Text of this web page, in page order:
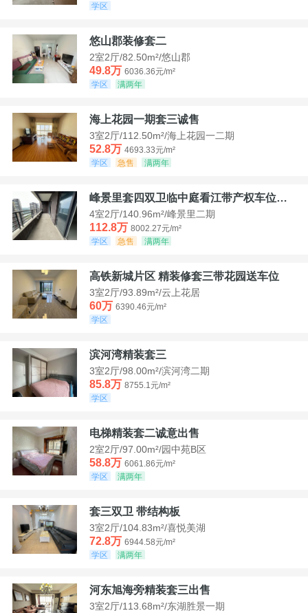
学区
悠山郡装修套二
2室2厅/82.50m²/悠山郡
49.8万 6036.36元/m²
学区
满两年
海上花园一期套三诚售
3室2厅/112.50m²/海上花园一二期
52.8万 4693.33元/m²
学区
急售 满两年
峰景里套四双卫临中庭看江带产权车位诚售
4室2厅/140.96m²/峰景里二期
112.8万 8002.27元/m²
学区
急售 满两年
高铁新城片区 精装修套三带花园送车位
3室2厅/93.89m²/云上花居
60万 6390.46元/m²
学区
滨河湾精装套三
3室2厅/98.00m²/滨河湾二期
85.8万 8755.1元/m²
学区
电梯精装套二诚意出售
2室2厅/97.00m²/园中苑B区
58.8万 6061.86元/m²
学区
满两年
套三双卫 带结构板
3室2厅/104.83m²/喜悦美湖
72.8万 6944.58元/m²
学区
满两年
河东旭海旁精装套三出售
3室2厅/113.68m²/东湖胜景一期